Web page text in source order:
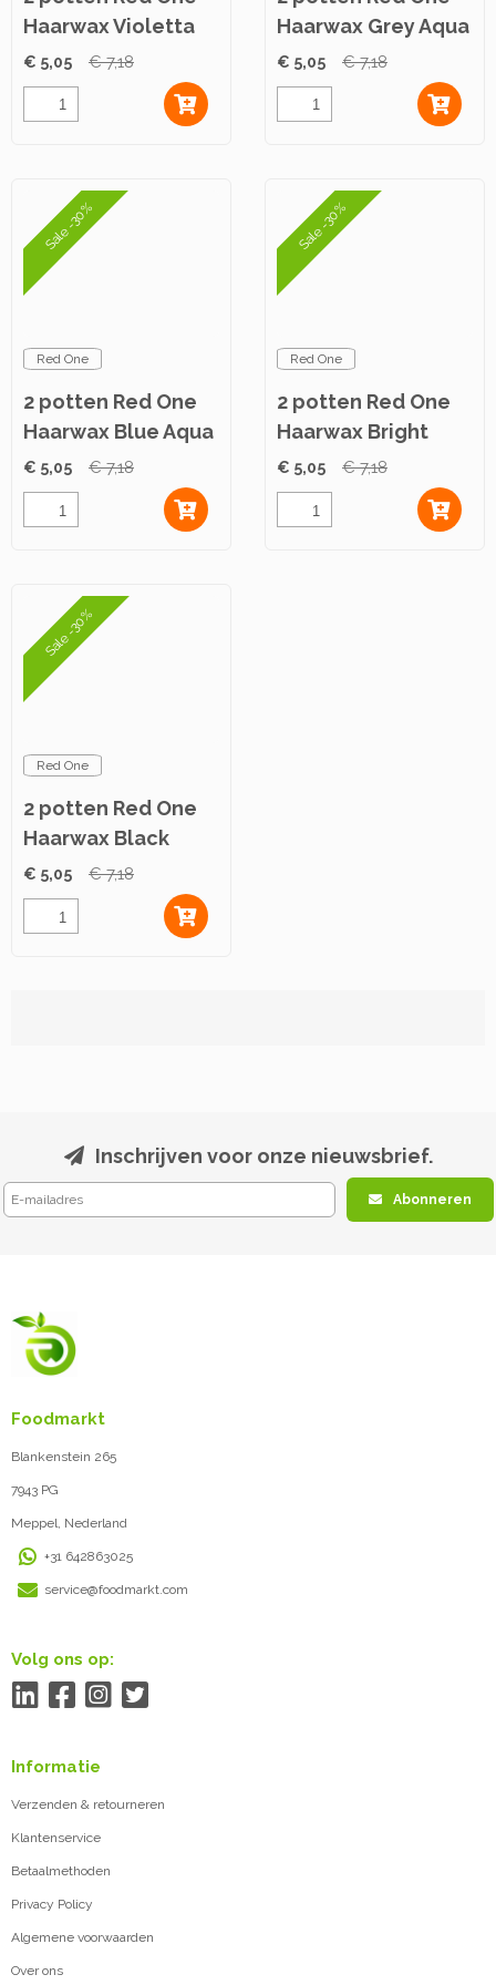
Haarwax Violetta
Aqua 150ml
€ 5,05 € 7,18
Haarwax Grey Aqua
150ml
€ 5,05 € 7,18
Sale -30%
Red One
2 potten Red One
Haarwax Blue Aqua
150ml
€ 5,05 € 7,18
Sale -30%
Red One
2 potten Red One
Haarwax Bright
White Aqua 150ml
€ 5,05 € 7,18
Sale -30%
Red One
2 potten Red One
Haarwax Black
Aqua 150ml
€ 5,05 € 7,18
Inschrijven voor onze nieuwsbrief.
Abonneren
Foodmarkt
Blankenstein 265
7943 PG
Meppel, Nederland
+31 642863025
service@foodmarkt.com
Volg ons op:
Informatie
Verzenden & retourneren
Klantenservice
Betaalmethoden
Privacy Policy
Algemene voorwaarden
Over ons